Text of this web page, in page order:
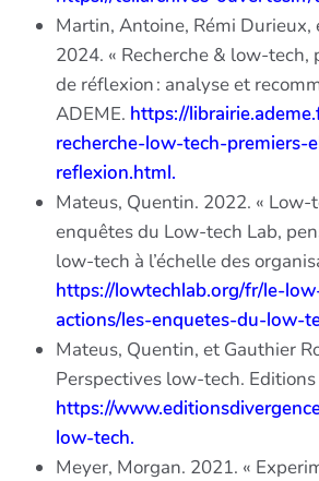
Martin, Antoine, Rémi Durieux,
2024. « Recherche & low-tech,
de réflexion : analyse et
ADEME. https://
recherche-low-tech-premiers-
reflexion.html.
Mateus, Quentin. 2022. « Low-
enquêtes du Low-tech Lab,
low-tech à l’échelle des
https://lowtechlab.org/fr/le-
actions/les-enquetes-du-low-
Mateus, Quentin, et Gauthier
Perspectives low-tech.
https://
low-tech.
Meyer, Morgan. 2021. «